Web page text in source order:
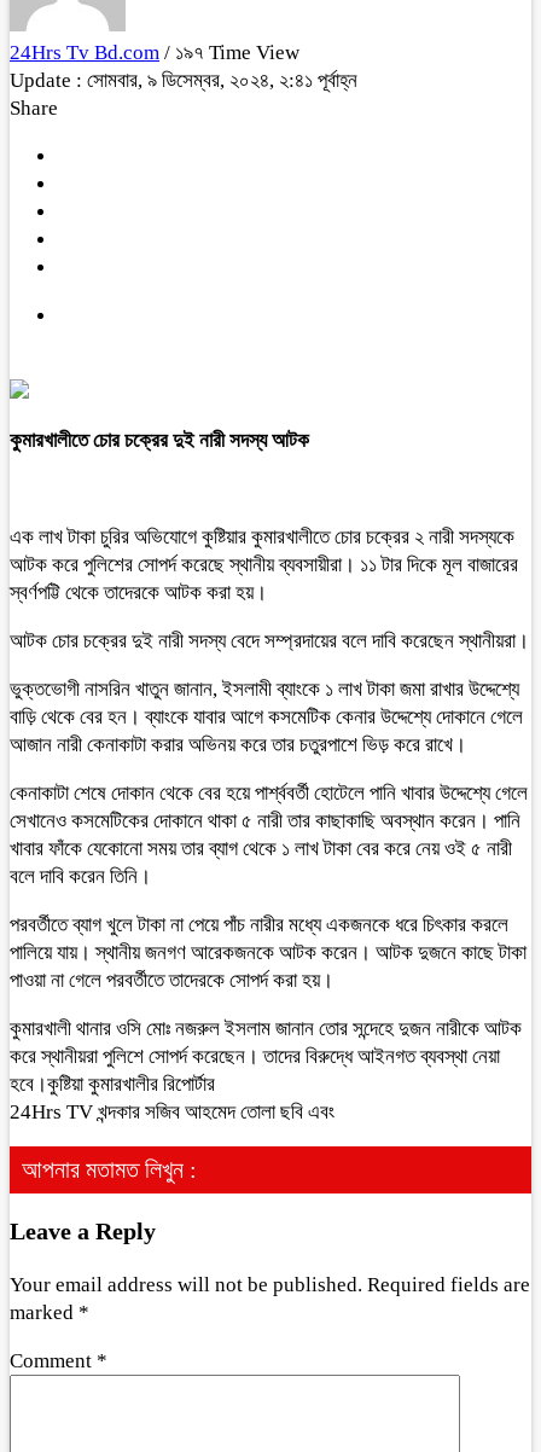
24Hrs Tv Bd.com / ১৯৭ Time View
Update : সোমবার, ৯ ডিসেম্বর, ২০২৪, ২:৪১ পূর্বাহ্ন
Share
কুমারখালীতে চোর চক্রের দুই নারী সদস্য আটক
এক লাখ টাকা চুরির অভিযোগে কুষ্টিয়ার কুমারখালীতে চোর চক্রের ২ নারী সদস্যকে
আটক করে পুলিশের সোপর্দ করেছে স্থানীয় ব্যবসায়ীরা। ১১ টার দিকে মূল বাজারের
স্বর্ণপট্টি থেকে তাদেরকে আটক করা হয়।
আটক চোর চক্রের দুই নারী সদস্য বেদে সম্প্রদায়ের বলে দাবি করেছেন স্থানীয়রা।
ভুক্তভোগী নাসরিন খাতুন জানান, ইসলামী ব্যাংকে ১ লাখ টাকা জমা রাখার উদ্দেশ্যে
বাড়ি থেকে বের হন। ব্যাংকে যাবার আগে কসমেটিক কেনার উদ্দেশ্যে দোকানে গেলে
আজান নারী কেনাকাটা করার অভিনয় করে তার চতুরপাশে ভিড় করে রাখে।
কেনাকাটা শেষে দোকান থেকে বের হয়ে পার্শ্ববর্তী হোটেলে পানি খাবার উদ্দেশ্যে গেলে
সেখানেও কসমেটিকের দোকানে থাকা ৫ নারী তার কাছাকাছি অবস্থান করেন। পানি
খাবার ফাঁকে যেকোনো সময় তার ব্যাগ থেকে ১ লাখ টাকা বের করে নেয় ওই ৫ নারী
বলে দাবি করেন তিনি।
পরবর্তীতে ব্যাগ খুলে টাকা না পেয়ে পাঁচ নারীর মধ্যে একজনকে ধরে চিৎকার করলে
পালিয়ে যায়। স্থানীয় জনগণ আরেকজনকে আটক করেন। আটক দুজনে কাছে টাকা
পাওয়া না গেলে পরবর্তীতে তাদেরকে সোপর্দ করা হয়।
কুমারখালী থানার ওসি মোঃ নজরুল ইসলাম জানান তোর সন্দেহে দুজন নারীকে আটক
করে স্থানীয়রা পুলিশে সোপর্দ করেছেন। তাদের বিরুদ্ধে আইনগত ব্যবস্থা নেয়া
হবে।কুষ্টিয়া কুমারখালীর রিপোর্টার
24Hrs TV খন্দকার সজিব আহমেদ তোলা ছবি এবং
আপনার মতামত লিখুন :
Leave a Reply
Your email address will not be published. Required fields are
marked *
Comment *